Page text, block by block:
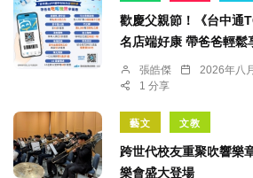
歡慶父親節！《台中通
名店端好康 帶爸爸輕鬆
張皓傑 2026年八
1 分享
藝文 文教
跨世代校友重聚吹響樂
樂會盛大登場